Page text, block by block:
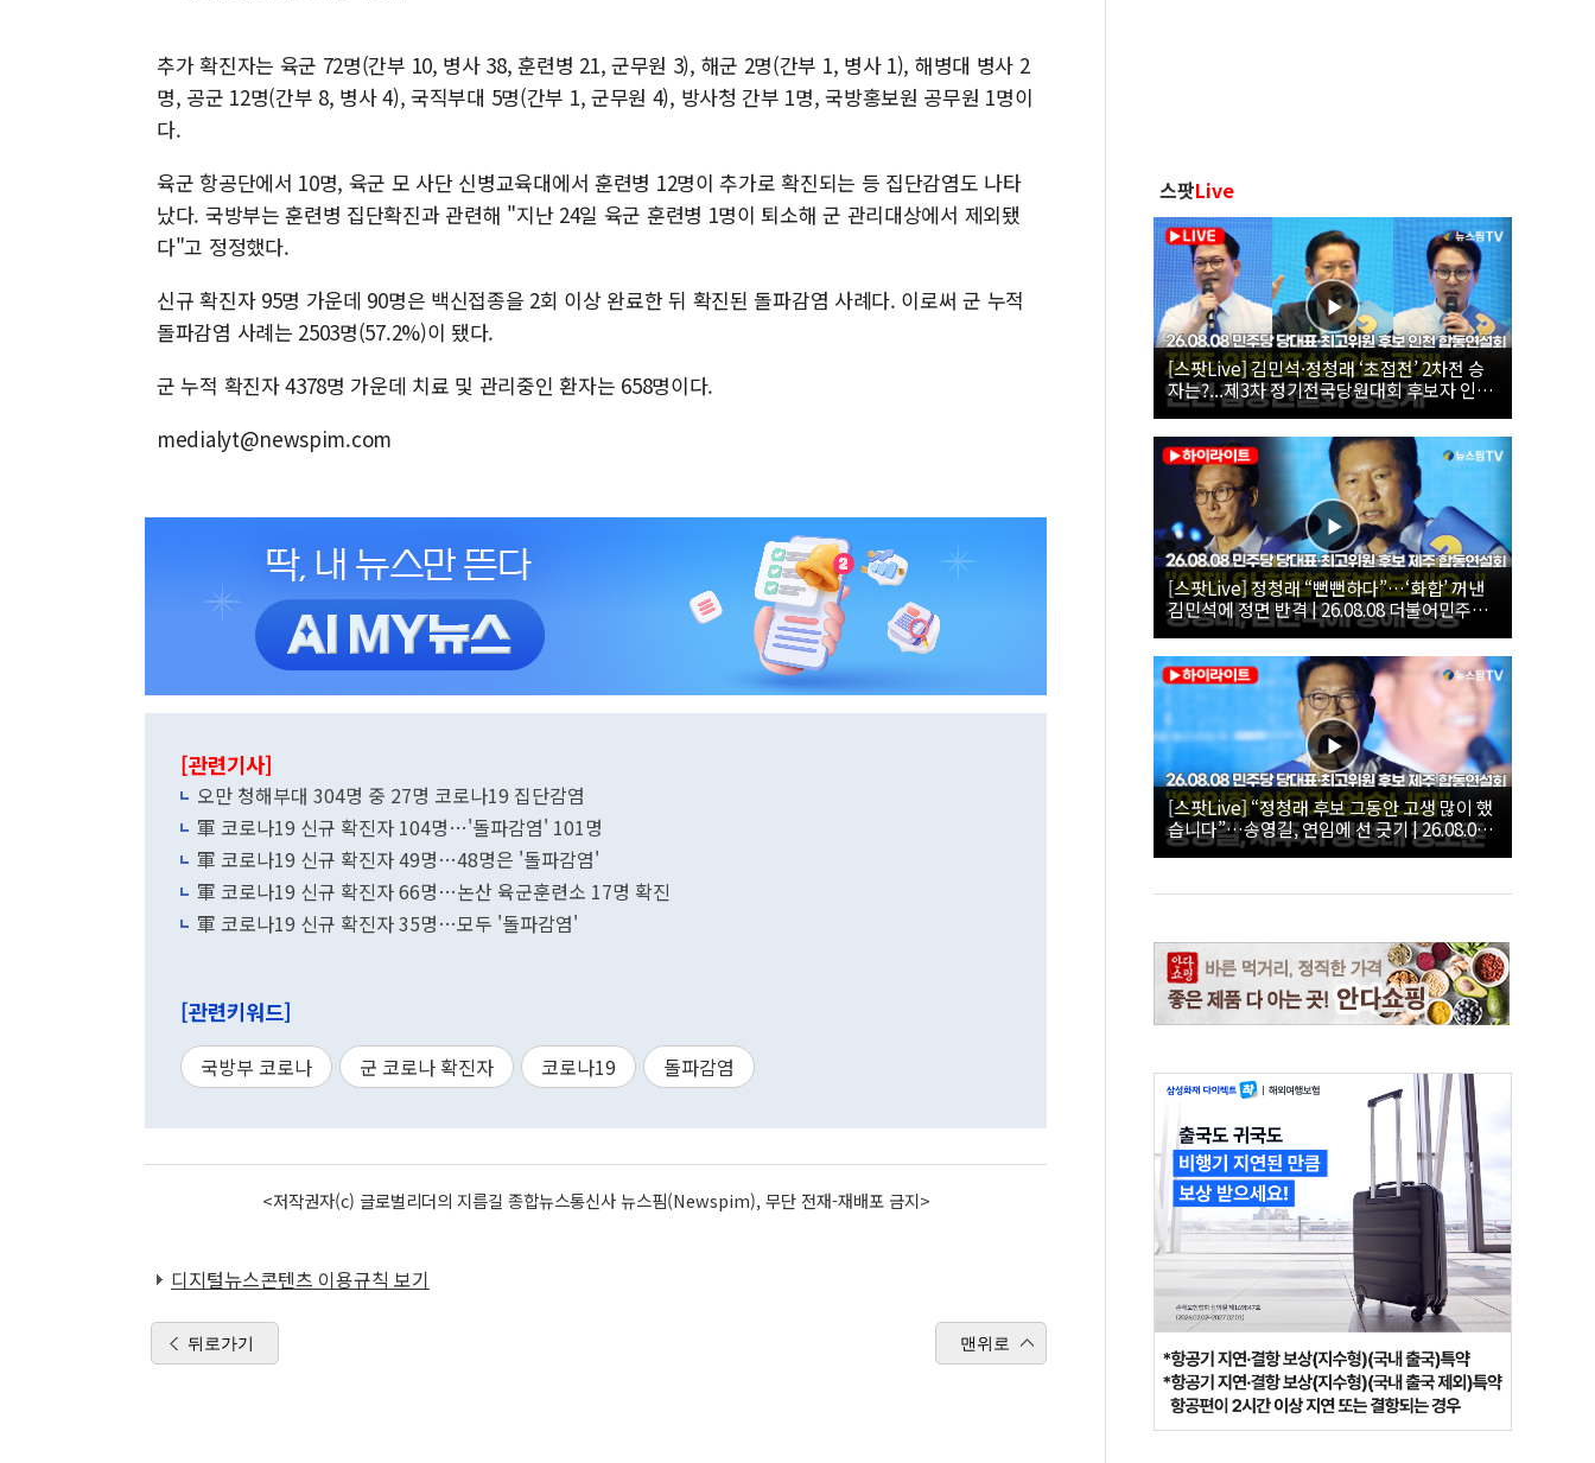
추가 확진자는 육군 72명(간부 10, 병사 38, 훈련병 21, 군무원 3), 해군 2명(간부 1, 병사 1), 해병대 병사 2
명, 공군 12명(간부 8, 병사 4), 국직부대 5명(간부 1, 군무원 4), 방사청 간부 1명, 국방홍보원 공무원 1명이
다.
육군 항공단에서 10명, 육군 모 사단 신병교육대에서 훈련병 12명이 추가로 확진되는 등 집단감염도 나타
났다. 국방부는 훈련병 집단확진과 관련해 "지난 24일 육군 훈련병 1명이 퇴소해 군 관리대상에서 제외됐
다"고 정정했다.
신규 확진자 95명 가운데 90명은 백신접종을 2회 이상 완료한 뒤 확진된 돌파감염 사례다. 이로써 군 누적
돌파감염 사례는 2503명(57.2%)이 됐다.
군 누적 확진자 4378명 가운데 치료 및 관리중인 환자는 658명이다.
medialyt@newspim.com
[관련기사]
오만 청해부대 304명 중 27명 코로나19 집단감염
軍 코로나19 신규 확진자 104명…'돌파감염' 101명
軍 코로나19 신규 확진자 49명…48명은 '돌파감염'
軍 코로나19 신규 확진자 66명…논산 육군훈련소 17명 확진
軍 코로나19 신규 확진자 35명…모두 '돌파감염'
[관련키워드]
국방부 코로나 군 코로나 확진자 코로나19 돌파감염
<저작권자(c) 글로벌리더의 지름길 종합뉴스통신사 뉴스핌(Newspim), 무단 전재-재배포 금지>
디지털뉴스콘텐츠 이용규칙 보기
뒤로가기 맨위로
스팟Live
[스팟Live] 김민석·정청래 ‘초접전’ 2차전 승
자는?...제3차 정기전국당원대회 후보자 인천
합동연설회 생중계 | 26.08.08
[스팟Live] 정청래 “뻔뻔하다”…‘화합’ 꺼낸
김민석에 정면 반격 | 26.08.08 더불어민주당
당대표·최고위원 후보 제주 합동연설회
[스팟Live] “정청래 후보 그동안 고생 많이 했
습니다”…송영길, 연임에 선 긋기 | 26.08.08
더불어민주당 당대표·최고위원 후보 제주 합